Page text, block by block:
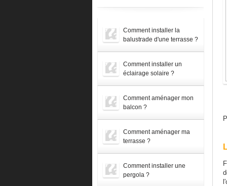
Comment installer la
balustrade d'une terrasse ?
Comment installer un
éclairage solaire ?
Comment aménager mon
balcon ?
Comment aménager ma
terrasse ?
Comment installer une
pergola ?